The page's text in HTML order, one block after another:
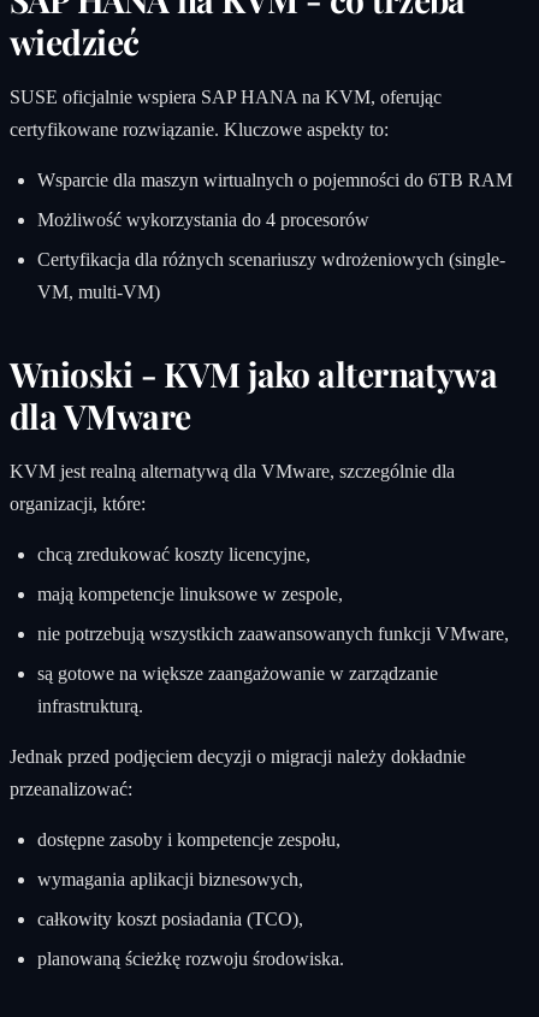
wiedzieć
SUSE oficjalnie wspiera SAP HANA na KVM, oferując
certyfikowane rozwiązanie. Kluczowe aspekty to:
Wsparcie dla maszyn wirtualnych o pojemności do 6TB RAM
Możliwość wykorzystania do 4 procesorów
Certyfikacja dla różnych scenariuszy wdrożeniowych (single-
VM, multi-VM)
Wnioski - KVM jako alternatywa
dla VMware
KVM jest realną alternatywą dla VMware, szczególnie dla
organizacji, które:
chcą zredukować koszty licencyjne,
mają kompetencje linuksowe w zespole,
nie potrzebują wszystkich zaawansowanych funkcji VMware,
są gotowe na większe zaangażowanie w zarządzanie
infrastrukturą.
Jednak przed podjęciem decyzji o migracji należy dokładnie
przeanalizować:
dostępne zasoby i kompetencje zespołu,
wymagania aplikacji biznesowych,
całkowity koszt posiadania (TCO),
planowaną ścieżkę rozwoju środowiska.